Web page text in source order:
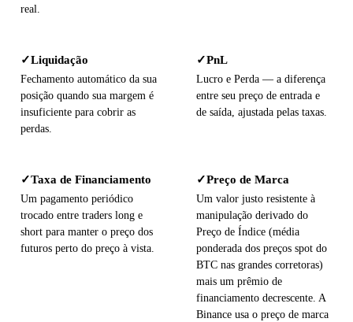
real.
✓Liquidação
Fechamento automático da sua
posição quando sua margem é
insuficiente para cobrir as
perdas.
✓PnL
Lucro e Perda — a diferença
entre seu preço de entrada e
de saída, ajustada pelas taxas.
✓Taxa de Financiamento
Um pagamento periódico
trocado entre traders long e
short para manter o preço dos
futuros perto do preço à vista.
✓Preço de Marca
Um valor justo resistente à
manipulação derivado do
Preço de Índice (média
ponderada dos preços spot do
BTC nas grandes corretoras)
mais um prêmio de
financiamento decrescente. A
Binance usa o preço de marca